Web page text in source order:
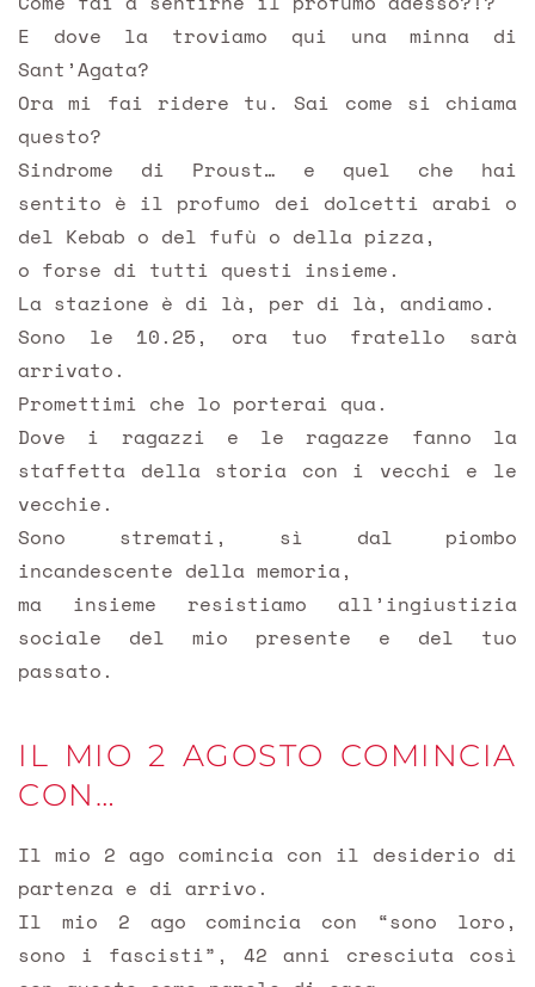
E dove la troviamo qui una minna di
Sant’Agata?
Ora mi fai ridere tu. Sai come si chiama
questo?
Sindrome di Proust… e quel che hai
sentito è il profumo dei dolcetti arabi o
del Kebab o del fufù o della pizza,
o forse di tutti questi insieme.
La stazione è di là, per di là, andiamo.
Sono le 10.25, ora tuo fratello sarà
arrivato.
Promettimi che lo porterai qua.
Dove i ragazzi e le ragazze fanno la
staffetta della storia con i vecchi e le
vecchie.
Sono stremati, sì dal piombo
incandescente della memoria,
ma insieme resistiamo all’ingiustizia
sociale del mio presente e del tuo
passato.
IL MIO 2 AGOSTO COMINCIA
CON…
Il mio 2 ago comincia con il desiderio di
partenza e di arrivo.
Il mio 2 ago comincia con “sono loro,
sono i fascisti”, 42 anni cresciuta così